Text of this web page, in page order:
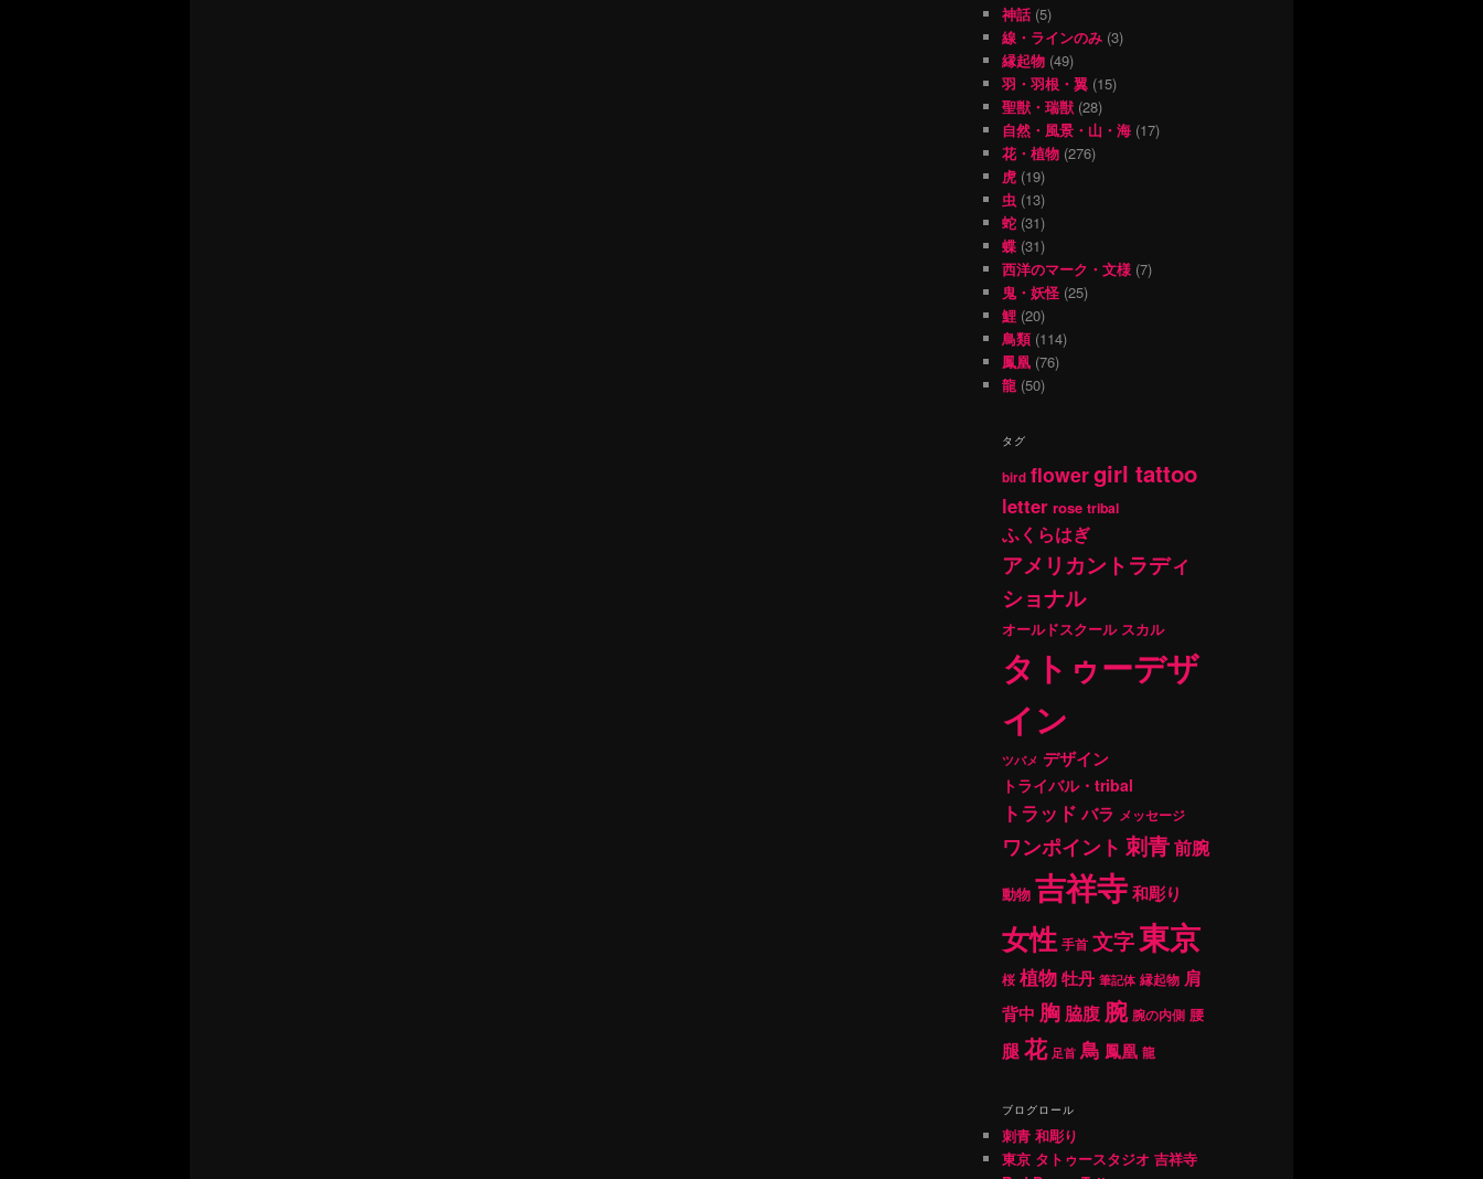
神話 (5)
線・ラインのみ (3)
縁起物 (49)
羽・羽根・翼 (15)
聖獣・瑞獣 (28)
自然・風景・山・海 (17)
花・植物 (276)
虎 (19)
虫 (13)
蛇 (31)
蝶 (31)
西洋のマーク・文様 (7)
鬼・妖怪 (25)
鯉 (20)
鳥類(114)
鳳凰 (76)
龍 (50)
タグ
bird flowergirl tattoo
letter rose tribal
ふくらはぎ
アメリカントラディ
ショナル
オールドスクール スカル
タトゥーデザ
イン
ツバメ デザイン
トライバル・tribal
トラッド バラ メッセージ
ワンポイント 刺青前腕
動物 吉祥寺和彫り
女性 手首 文字東京
桜 植物牡丹 筆記体 縁起物 肩
背中 胸 脇腹 腕 腕の内側 腰
腿花 足首 鳥 鳳凰 龍
ブログロール
刺青 和彫り
東京 タトゥースタジオ 吉祥寺